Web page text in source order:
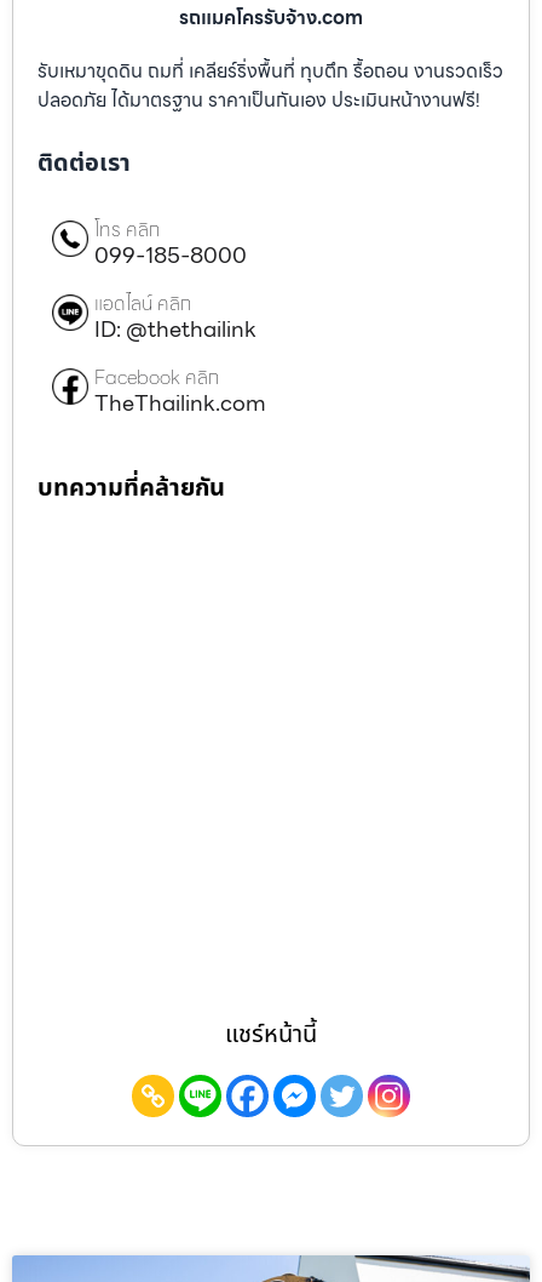
รถแมคโครรับจ้าง.com
รับเหมาขุดดิน ถมที่ เคลียร์ริ่งพื้นที่ ทุบตึก รื้อถอน งานรวดเร็ว
ปลอดภัย ได้มาตรฐาน ราคาเป็นกันเอง ประเมินหน้างานฟรี!
ติดต่อเรา
โทร คลิก
099-185-8000
แอดไลน์ คลิก
ID: @thethailink
Facebook คลิก
TheThailink.com
บทความที่คล้ายกัน
แชร์หน้านี้